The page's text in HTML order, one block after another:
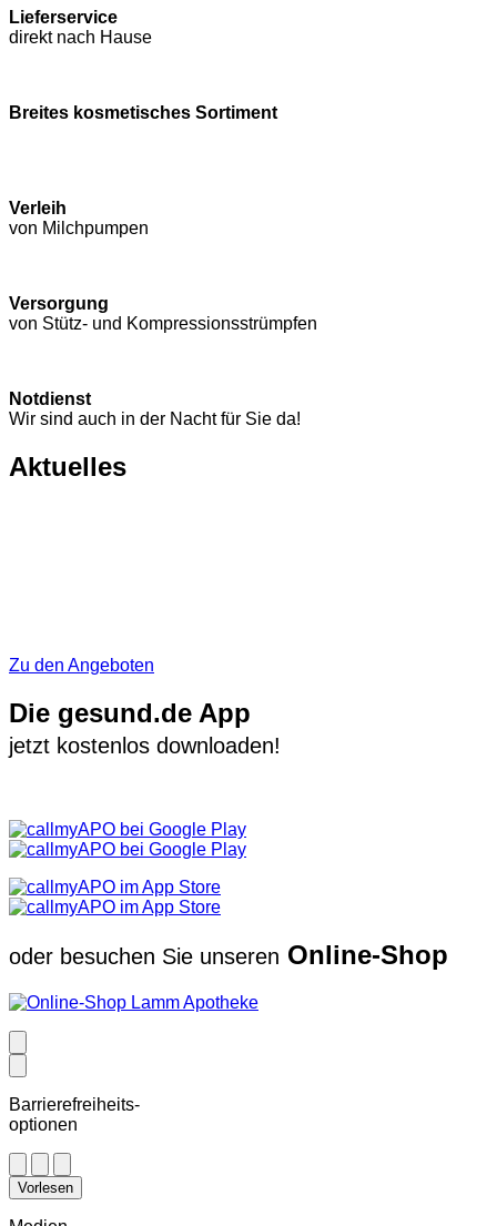
Lieferservice
direkt nach Hause
Breites kosmetisches Sortiment
Verleih
von Milchpumpen
Versorgung
von Stütz- und Kompressions­strümpfen
Notdienst
Wir sind auch in der Nacht für Sie da!
Aktuelles
Zu den Angeboten
Die gesund.de App
jetzt kostenlos downloaden!
oder besuchen Sie unseren Online-Shop
Barrierefreiheits-
optionen
Vorlesen